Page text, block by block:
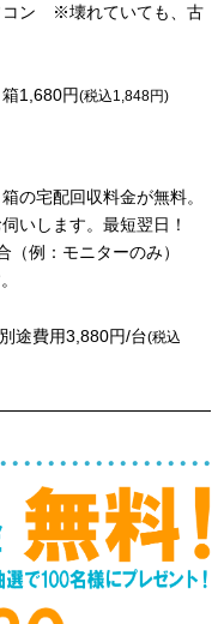
コン ※壊れていても、古
1,680円(税込1,848円)
の宅配回収料金が無料。
いします。最短翌日！
例：モニターのみ）
途費用3,880円/台(税込